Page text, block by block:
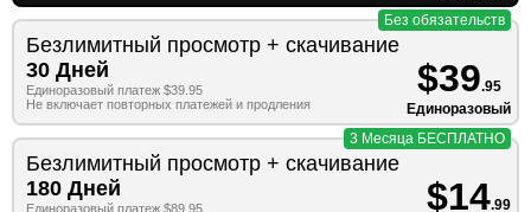
Безлимитный просмотр + скачивание
30 Дней
Единоразовый платеж $39.95
Не включает повторных платежей и продления
$39.95
Единоразовый
Без обязательств
Безлимитный просмотр + скачивание
180 Дней
Единоразовый платеж $89.95
$14.99
3 Месяца БЕСПЛАТНО